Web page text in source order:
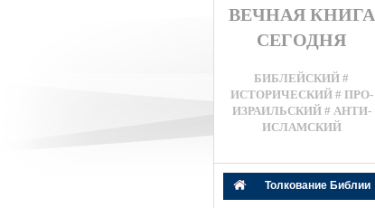
ВЕЧНАЯ КНИГА
СЕГОДНЯ
БИБЛЕЙСКИЙ #
ИСТОРИЧЕСКИЙ # ПРО-
ИЗРАИЛЬСКИЙ # АНТИ-
ИСЛАМСКИЙ
Толкование Библии